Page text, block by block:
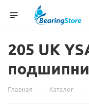
205 UK
Главная — Каталог —